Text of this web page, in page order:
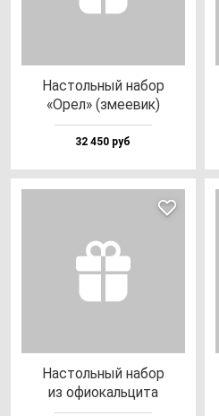
Нас­толь­ный на­бор
«Орел» (зме­евик)
32 450 руб
Нас­толь­ный на­бор
из офи­окаль­ци­та